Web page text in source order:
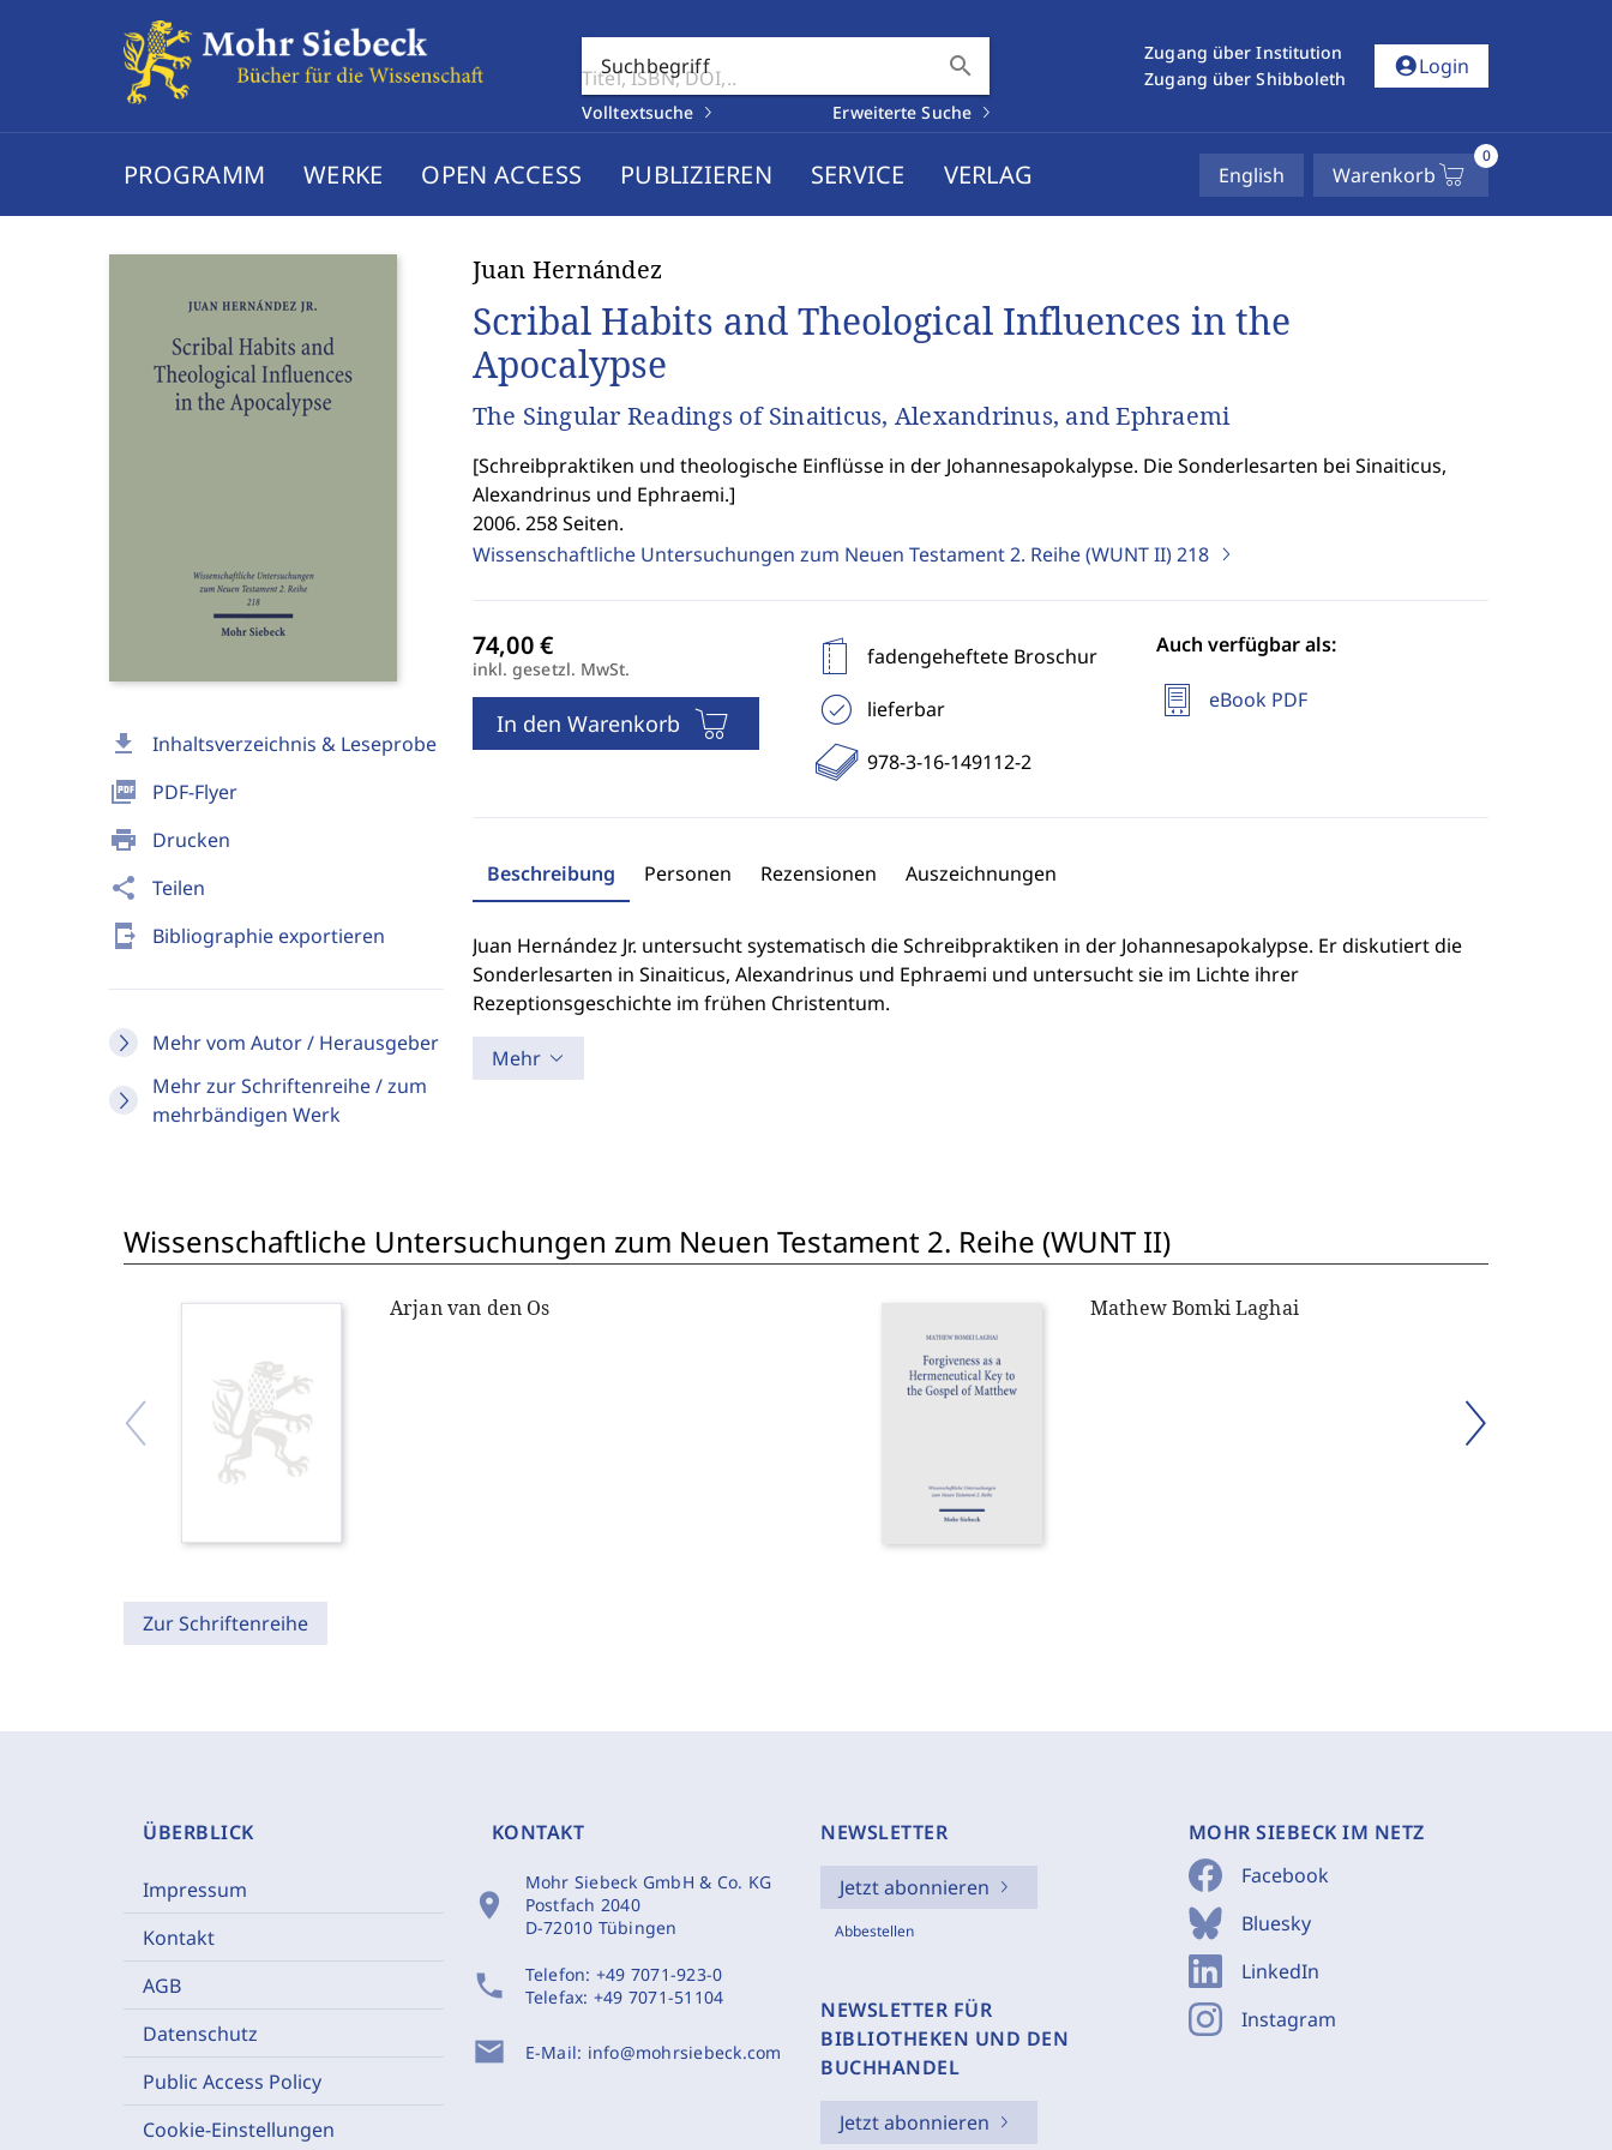
Suchbegriff search
Volltextsuche Erweiterte Suche
Zugang über Institution
Zugang über Shibboleth
account_circleLogin
PROGRAMM WERKE OPEN ACCESS PUBLIZIEREN SERVICE VERLAG English Warenkorb
0
download Inhaltsverzeichnis & Leseprobe
picture_as_pdf PDF-Flyer
print Drucken
share Teilen
send_to_mobile Bibliographie exportieren
Mehr vom Autor / Herausgeber
Mehr zur Schriftenreihe / zum
mehrbändigen Werk
Juan Hernández
Scribal Habits and Theological Influences in the
Apocalypse
The Singular Readings of Sinaiticus, Alexandrinus, and Ephraemi
[Schreibpraktiken und theologische Einflüsse in der Johannesapokalypse. Die Sonderlesarten bei Sinaiticus,
Alexandrinus und Ephraemi.]
2006. 258 Seiten.
Wissenschaftliche Untersuchungen zum Neuen Testament 2. Reihe (WUNT II)218
inkl. gesetzl. MwSt.
In den Warenkorb
fadengeheftete Broschur
lieferbar
978-3-16-149112-2
Auch verfügbar als:
eBook PDF
Beschreibung Personen Rezensionen Auszeichnungen
Juan Hernández Jr. untersucht systematisch die Schreibpraktiken in der Johannesapokalypse. Er diskutiert die
Sonderlesarten in Sinaiticus, Alexandrinus und Ephraemi und untersucht sie im Lichte ihrer
Rezeptionsgeschichte im frühen Christentum.
Mehr
Wissenschaftliche Untersuchungen zum Neuen Testament 2. Reihe (WUNT II)
Arjan van den Os Mathew Bomki Laghai
Zur Schriftenreihe
ÜBERBLICK
Impressum
Kontakt
AGB
Datenschutz
Public Access Policy
Cookie-Einstellungen
KONTAKT
location_on
Mohr Siebeck GmbH & Co. KG
Postfach 2040
D-72010 Tübingen
phone Telefon: +49 7071-923-0
Telefax: +49 7071-51104
mail E-Mail: info@mohrsiebeck.com
NEWSLETTER
Jetzt abonnieren
Abbestellen
NEWSLETTER FÜR
BIBLIOTHEKEN UND DEN
BUCHHANDEL
Jetzt abonnieren
MOHR SIEBECK IM NETZ
Facebook
Bluesky
LinkedIn
Instagram